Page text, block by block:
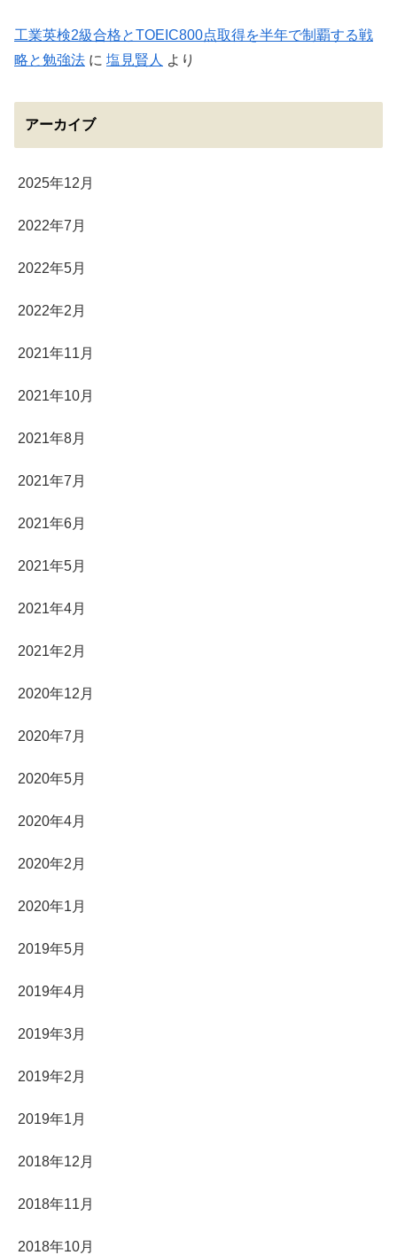
工業英検2級合格とTOEIC800点取得を半年で制覇する戦
略と勉強法 に 塩見賢人 より
アーカイブ
2025年12月
2022年7月
2022年5月
2022年2月
2021年11月
2021年10月
2021年8月
2021年7月
2021年6月
2021年5月
2021年4月
2021年2月
2020年12月
2020年7月
2020年5月
2020年4月
2020年2月
2020年1月
2019年5月
2019年4月
2019年3月
2019年2月
2019年1月
2018年12月
2018年11月
2018年10月